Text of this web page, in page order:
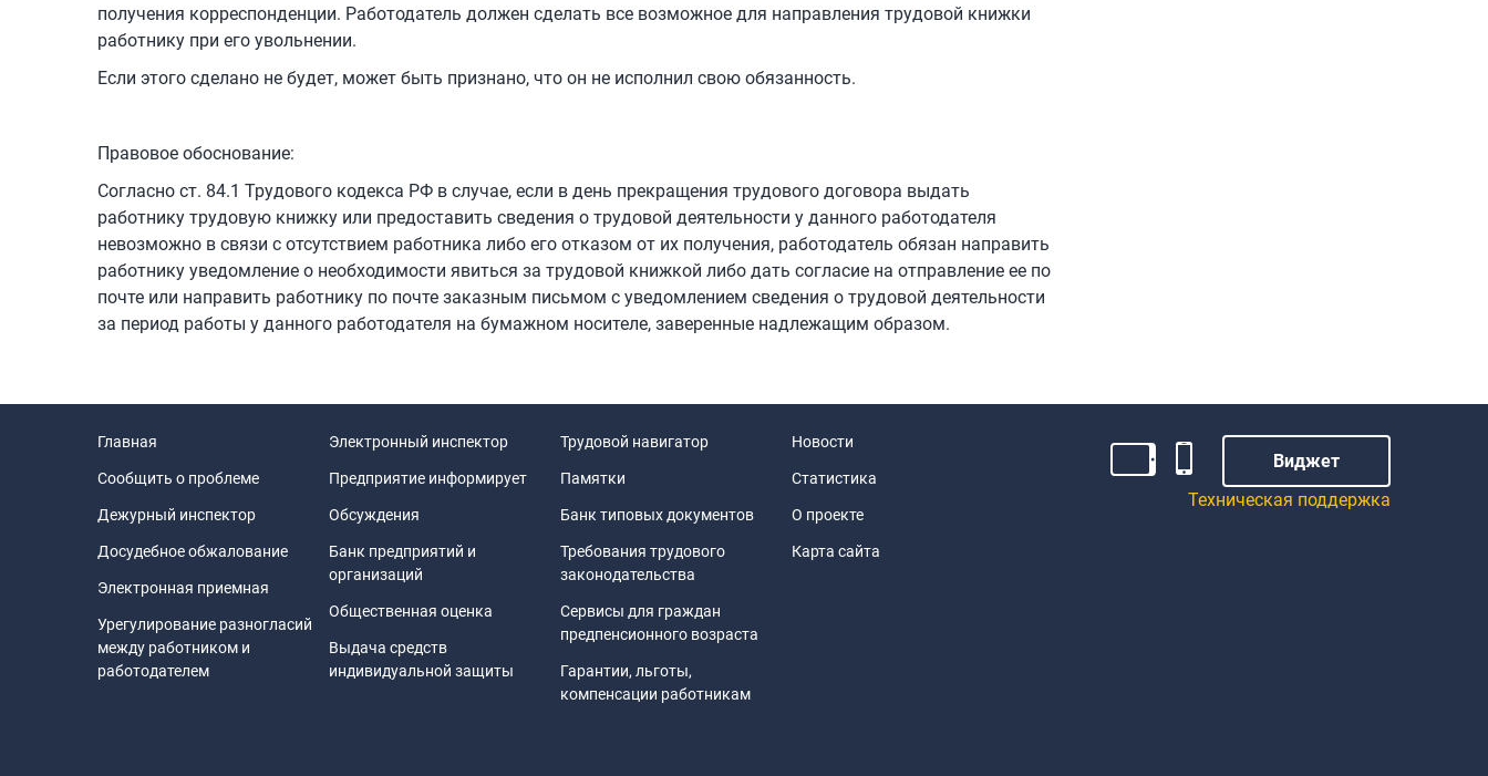
получения корреспонденции. Работодатель должен сделать все возможное для направления трудовой книжки
работнику при его увольнении.
Если этого сделано не будет, может быть признано, что он не исполнил свою обязанность.
Правовое обоснование:
Согласно ст. 84.1 Трудового кодекса РФ в случае, если в день прекращения трудового договора выдать
работнику трудовую книжку или предоставить сведения о трудовой деятельности у данного работодателя
невозможно в связи с отсутствием работника либо его отказом от их получения, работодатель обязан направить
работнику уведомление о необходимости явиться за трудовой книжкой либо дать согласие на отправление ее по
почте или направить работнику по почте заказным письмом с уведомлением сведения о трудовой деятельности
за период работы у данного работодателя на бумажном носителе, заверенные надлежащим образом.
Главная
Сообщить о проблеме
Дежурный инспектор
Досудебное обжалование
Электронная приемная
Урегулирование разногласий
между работником и
работодателем
Электронный инспектор
Предприятие информирует
Обсуждения
Банк предприятий и
организаций
Общественная оценка
Выдача средств
индивидуальной защиты
Трудовой навигатор
Памятки
Банк типовых документов
Требования трудового
законодательства
Сервисы для граждан
предпенсионного возраста
Гарантии, льготы,
компенсации работникам
Новости
Статистика
О проекте
Карта сайта
Виджет
Техническая поддержка